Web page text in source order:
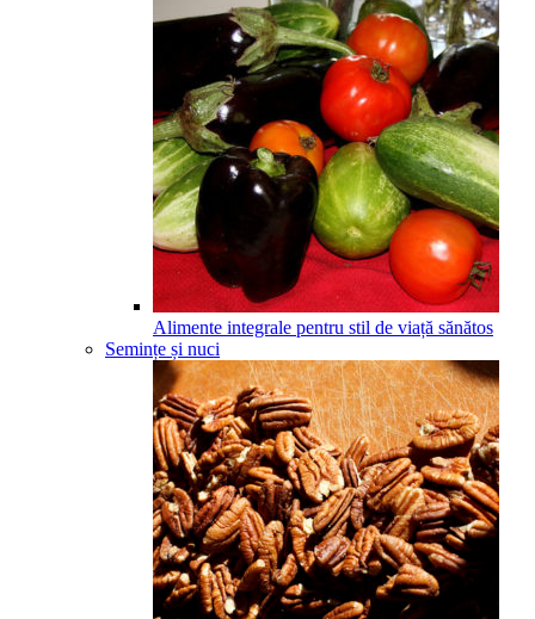
Alimente integrale pentru stil de viață sănătos
Semințe și nuci